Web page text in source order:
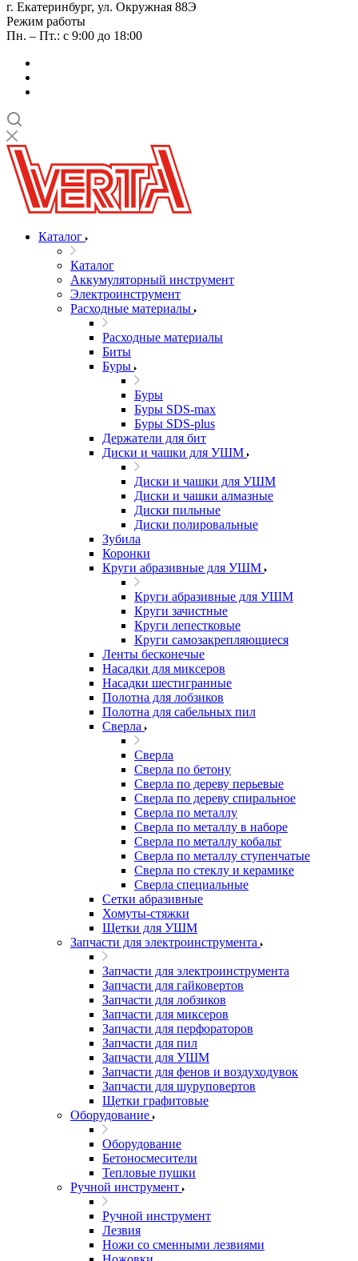
г. Екатеринбург, ул. Окружная 88Э
Режим работы
Пн. – Пт.: с 9:00 до 18:00
Каталог
Каталог
Аккумуляторный инструмент
Электроинструмент
Расходные материалы
Расходные материалы
Биты
Буры
Буры
Буры SDS-max
Буры SDS-plus
Держатели для бит
Диски и чашки для УШМ
Диски и чашки для УШМ
Диски и чашки алмазные
Диски пильные
Диски полировальные
Зубила
Коронки
Круги абразивные для УШМ
Круги абразивные для УШМ
Круги зачистные
Круги лепестковые
Круги самозакрепляющиеся
Ленты бесконечые
Насадки для миксеров
Насадки шестигранные
Полотна для лобзиков
Полотна для сабельных пил
Сверла
Сверла
Сверла по бетону
Сверла по дереву перьевые
Сверла по дереву спиральное
Сверла по металлу
Сверла по металлу в наборе
Сверла по металлу кобальт
Сверла по металлу ступенчатые
Сверла по стеклу и керамике
Сверла специальные
Сетки абразивные
Хомуты-стяжки
Щетки для УШМ
Запчасти для электроинструмента
Запчасти для электроинструмента
Запчасти для гайковертов
Запчасти для лобзиков
Запчасти для миксеров
Запчасти для перфораторов
Запчасти для пил
Запчасти для УШМ
Запчасти для фенов и воздуходувок
Запчасти для шуруповертов
Щетки графитовые
Оборудование
Оборудование
Бетоносмесители
Тепловые пушки
Ручной инструмент
Ручной инструмент
Лезвия
Ножи со сменными лезвиями